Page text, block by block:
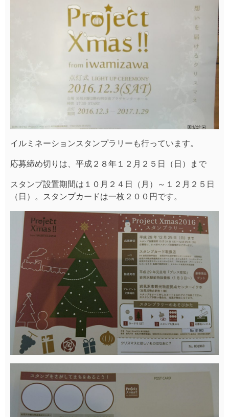
イルミネーションスタンプラリーも行っています。
応募締め切りは、平成２８年１２月２５日（日）まで
スタンプ設置期間は１０月２４日（月）～１２月２５日
（日）。スタンプカードは一枚２００円です。